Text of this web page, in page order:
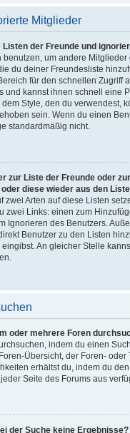
Mitglieder
Listen der Freunde und
benutzen, um andere Mitglieder
du deiner Freundesliste
für den schnellen Zugriff
und kannst ihnen schnell eine
Style, den du verwendest,
sein. Wenn du einen
standardmäßig nicht.
zur Liste der Freunde oder
diese wieder aus den
zwei Arten auf diese Listen
zwei Links: einen zum
Ignorieren des Benutzers.
Benutzer zu den Listen
An gleicher Stelle
oder mehrere Foren
indem du einen
Übersicht, der Foren- oder
erhältst du, indem du den
Seite des Forums aus
der Suche keine Ergebnisse?